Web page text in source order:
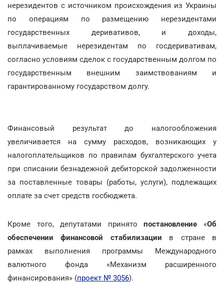
нерезидентов с источником происхождения из Украины
по операциям по размещению нерезидентами
государственных деривативов, и доходы,
выплачиваемые нерезидентам по госдеривативам,
согласно условиям сделок с государственным долгом по
государственным внешним заимствованиям и
гарантированному государством долгу.
Финансовый результат до налогообложения
увеличивается на сумму расходов, возникающих у
налогоплательщиков по правилам бухгалтерского учета
при списании безнадежной дебиторской задолженности
за поставленные товары (работы, услуги), подлежащих
оплате за счет средств госбюджета.
Кроме того, депутатами принятопостановление «Об
обеспечении финансовой стабилизации в стране в
рамках выполнения программы Международного
валютного фонда «Механизм расширенного
финансирования» (проект № 3056).